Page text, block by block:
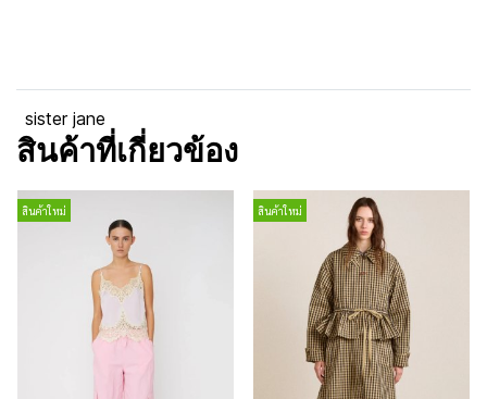
sister jane
สินค้าที่เกี่ยวข้อง
สินค้าใหม่ สินค้าใหม่